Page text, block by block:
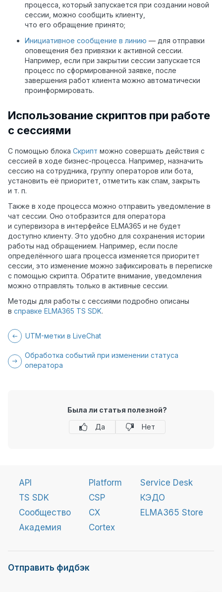
процесса, который запускается при создании новой
сессии, можно сообщить клиенту,
что его обращение принято;
Инициативное сообщение в линию — для отправки
оповещения без привязки к активной сессии.
Например, если при закрытии сессии запускается
процесс по сформированной заявке, после
завершения работ клиента можно автоматически
проинформировать.
Использование скриптов при работе
с сессиями
С помощью блока Скрипт можно совершать действия с
сессией в ходе бизнес-процесса. Например, назначить
сессию на сотрудника, группу операторов или бота,
установить её приоритет, отметить как спам, закрыть
и т. п.
Также в ходе процесса можно отправить уведомление в
чат сессии. Оно отобразится для оператора
и супервизора в интерфейсе ELMA365 и не будет
доступно клиенту. Это удобно для сохранения истории
работы над обращением. Например, если после
определённого шага процесса изменяется приоритет
сессии, это изменение можно зафиксировать в переписке
с помощью скрипта. Обратите внимание, уведомления
можно отправлять только в активные сессии.
Методы для работы с сессиями подробно описаны
в справке ELMA365 TS SDK.
UTM-метки в LiveChat
Обработка событий при изменении статуса
оператора
Была ли статья полезной?
Да
Нет
API
TS SDK
Сообщество
Академия
Platform
CSP
CX
Cortex
Service Desk
КЭДО
ELMA365 Store
Отправить фидбэк